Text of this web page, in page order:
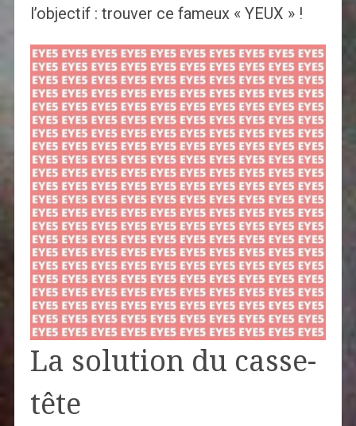
l’objectif : trouver ce fameux « YEUX » !
La solution du casse-
tête